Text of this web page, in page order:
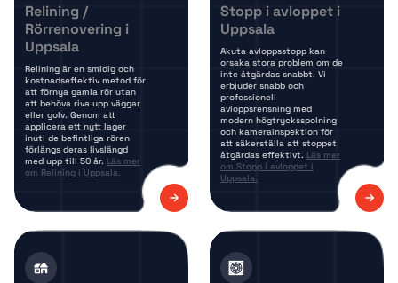
Relining /
Rörrenovering i
Uppsala
Relining är en smidig och
kostnadseffektiv metod för
att förnya gamla rör utan
att behöva riva upp väggar
eller golv. Genom att
applicera ett nytt lager
inuti de befintliga rören
förlängs deras livslängd
med upp till 50 år. Läs mer
om Relining i Uppsala.
Stopp i avloppet i
Uppsala
Akuta avloppsstopp kan
orsaka stora problem om de
inte åtgärdas snabbt. Vi
erbjuder snabb och
professionell
avloppsrensning med
modern högtrycksspolning
och kamerainspektion för
att säkerställa att stoppet
åtgärdas effektivt. Läs mer
om Stopp i avloppet i
Uppsala.